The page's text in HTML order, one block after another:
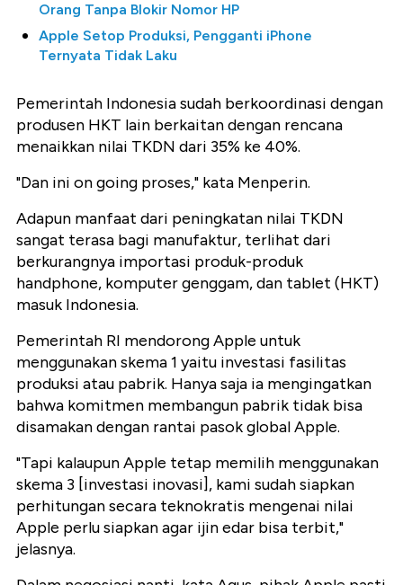
Orang Tanpa Blokir Nomor HP
Apple Setop Produksi, Pengganti iPhone
Ternyata Tidak Laku
Pemerintah Indonesia sudah berkoordinasi dengan
produsen HKT lain berkaitan dengan rencana
menaikkan nilai TKDN dari 35% ke 40%.
"Dan ini on going proses," kata Menperin.
Adapun manfaat dari peningkatan nilai TKDN
sangat terasa bagi manufaktur, terlihat dari
berkurangnya importasi produk-produk
handphone, komputer genggam, dan tablet (HKT)
masuk Indonesia.
Pemerintah RI mendorong Apple untuk
menggunakan skema 1 yaitu investasi fasilitas
produksi atau pabrik. Hanya saja ia mengingatkan
bahwa komitmen membangun pabrik tidak bisa
disamakan dengan rantai pasok global Apple.
"⁠Tapi kalaupun Apple tetap memilih menggunakan
skema 3 [investasi inovasi], kami sudah siapkan
perhitungan secara teknokratis mengenai nilai
Apple perlu siapkan agar ijin edar bisa terbit,"
jelasnya.